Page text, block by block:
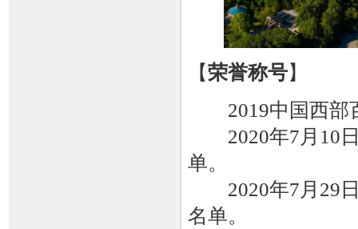
【荣誉称号】
2019中国西部
2020年7月10日
单。
2020年7月29日
名单。